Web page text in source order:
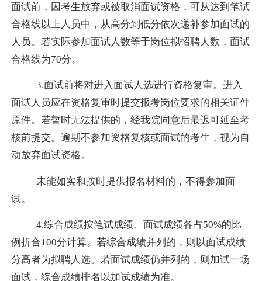
面试前，因考生放弃或被取消面试资格，可从达到笔试
合格线以上人员中，从高分到低分依次递补参加面试的
人员。若实际参加面试人数等于岗位拟招聘人数，面试
合格线为70分。
3.面试前将对进入面试人选进行资格复审。 进入
面试人员应在资格复审时提交报考岗位要求的相关证件
原件。若暂时无法提供的，经我院同意后最迟可延至考
核前提交。 逾期不参加资格复核或面试的考生，视为自
动放弃面试资格。
未能如实和按时提供报名材料的，不得参加面
试。
4.综合成绩按笔试成绩、面试成绩各占50%的比
例折合100分计算。若综合成绩并列的，则以面试成绩
分高者为拟聘人选。若面试成绩仍并列的，则加试一场
面试，综合成绩排名以加试成绩为准。